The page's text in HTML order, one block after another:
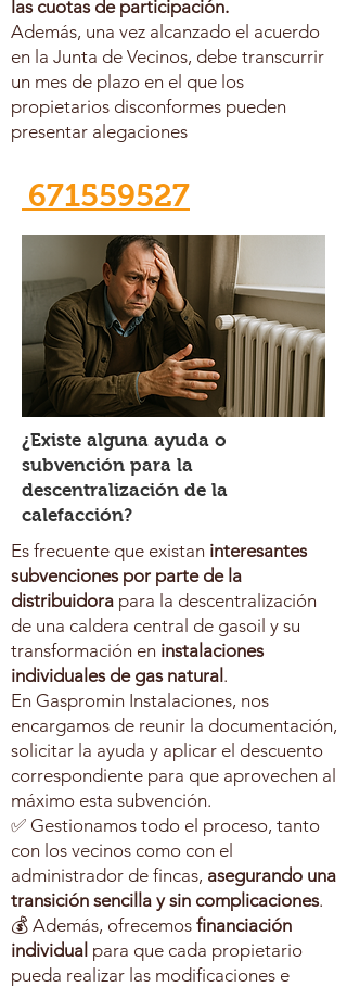
las cuotas de participación.
Además, una vez alcanzado el acuerdo
en la Junta de Vecinos, debe transcurrir
un mes de plazo en el que los
propietarios disconformes pueden
presentar alegaciones
671559527
¿Existe alguna ayuda o
subvención para la
descentralización de la
calefacción?
Es frecuente que existan interesantes
subvenciones por parte de la
distribuidora para la descentralización
de una caldera central de gasoil y su
transformación en instalaciones
individuales de gas natural.
En Gaspromin Instalaciones, nos
encargamos de reunir la documentación,
solicitar la ayuda y aplicar el descuento
correspondiente para que aprovechen al
máximo esta subvención.
✅ Gestionamos todo el proceso, tanto
con los vecinos como con el
administrador de fincas, asegurando una
transición sencilla y sin complicaciones.
💰 Además, ofrecemos financiación
individual para que cada propietario
pueda realizar las modificaciones e